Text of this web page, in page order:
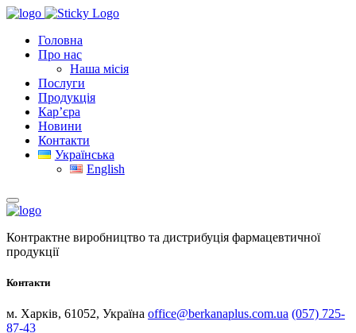
Головна
Про нас
Наша місія
Послуги
Продукція
Кар’єра
Новини
Контакти
Українська
English
Контрактне виробництво та дистрибуція фармацевтичної
продукції
Контакти
м. Харків, 61052, Україна office@berkanaplus.com.ua (057) 725-
87-43